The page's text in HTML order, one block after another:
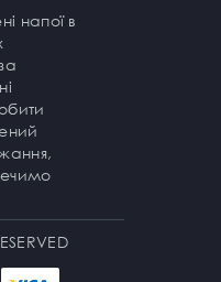
напої в